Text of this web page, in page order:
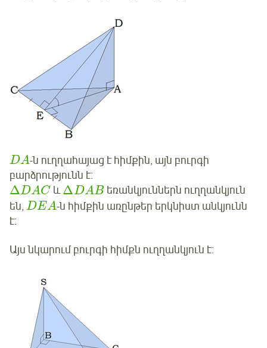
DA-ն ուղղահայաց է հիմքին, այն բուրգի
բարձրությունն է:
ΔDACևΔDABեռանկյուններն ուղղանկյուն
են, DEA-ն հիմքին առընթեր երկնիստ անկյունն
է:
Այս նկարում բուրգի հիմքն ուղղանկյուն է: